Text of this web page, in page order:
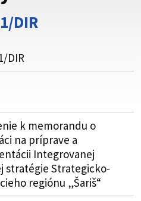
Zabezpečená stránka
domény webového sídla.
DIR
DIR
k memorandu o
na príprave a
Integrovanej
stratégie Strategicko-
regiónu „Šariš“